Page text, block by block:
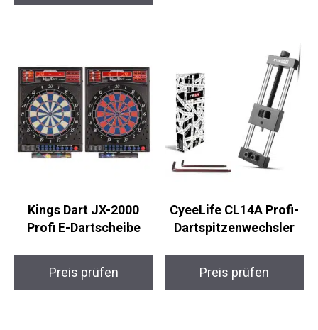
Kings Dart JX-2000
Profi E-Dartscheibe
Preis prüfen
CyeeLife CL14A Profi-
Dartspitzenwechsler
Preis prüfen